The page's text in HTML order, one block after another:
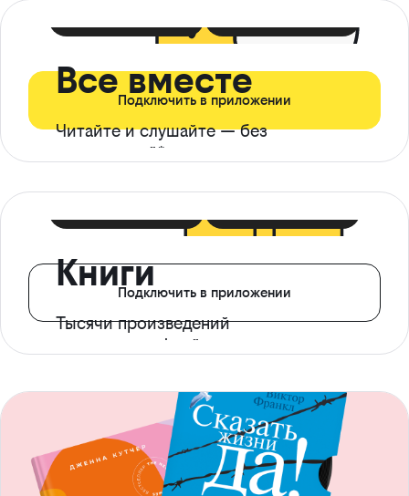
Все вместе
Читайте и слушайте — без
ограничений*
Подключить в приложении
Книги
Тысячи произведений
с доступом офлайн
Подключить в приложении